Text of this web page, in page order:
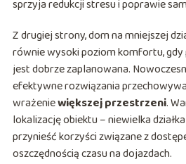
sprzyja redukcji stresu i poprawie
Z drugiej strony, dom na mniejszej
równie wysoki poziom komfortu,
jest dobrze zaplanowana.
efektywne rozwiązania
wrażeniewiększej przestrzeni.
lokalizację obiektu – niewielka
przynieść korzyści związane z
oszczędnością czasu na dojazdach.